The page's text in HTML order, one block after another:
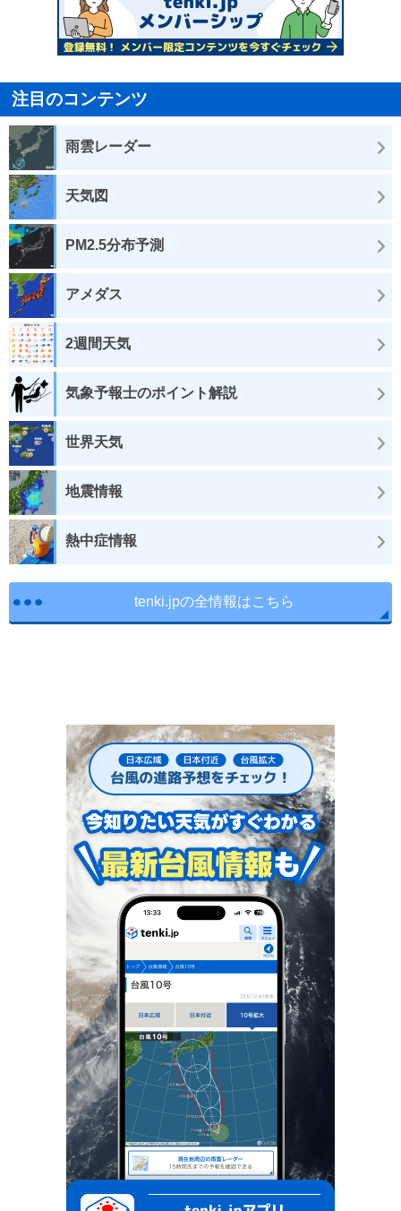
注目のコンテンツ
雨雲レーダー
天気図
PM2.5分布予測
アメダス
2週間天気
気象予報士のポイント解説
世界天気
地震情報
熱中症情報
tenki.jpの全情報はこちら